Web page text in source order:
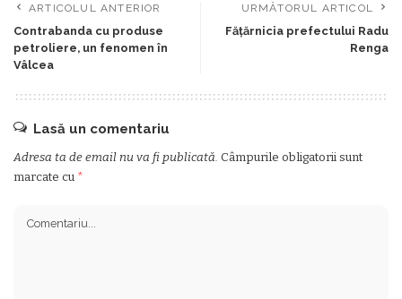
ARTICOLUL ANTERIOR
Contrabanda cu produse
petroliere, un fenomen în
Vâlcea
URMĂTORUL ARTICOL
Fățărnicia prefectului Radu
Renga
Lasă un comentariu
Adresa ta de email nu va fi publicată. Câmpurile obligatorii sunt
marcate cu *